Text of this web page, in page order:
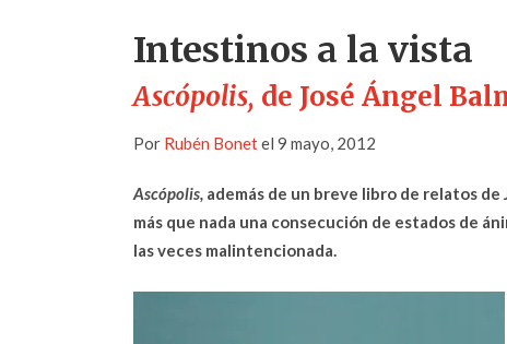
Intestinos a la vista
Ascópolis, de José Ángel
Por Rubén Bonetel 9 mayo, 2012
Ascópolis, además de un breve libro de relatos
más que nada una consecución de estados de
las veces malintencionada.